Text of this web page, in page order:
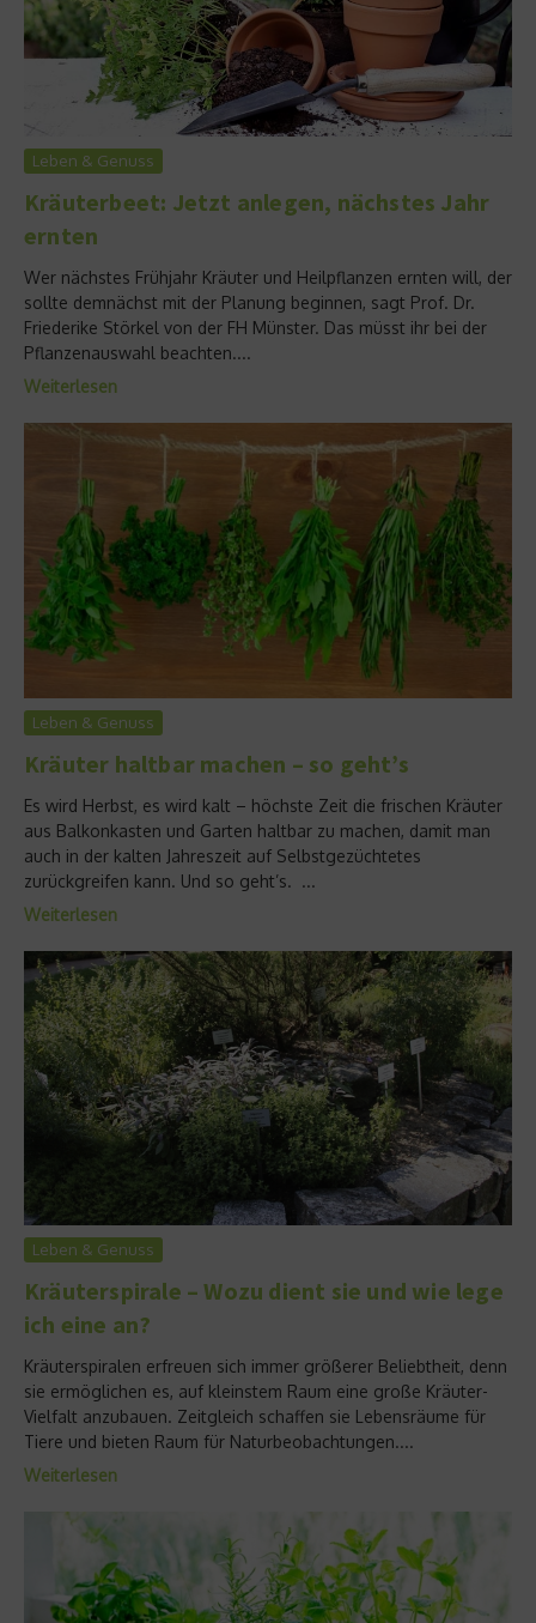
Leben & Genuss
Kräuterbeet: Jetzt anlegen, nächstes Jahr
ernten
Wer nächstes Frühjahr Kräuter und Heilpflanzen ernten will, der
sollte demnächst mit der Planung beginnen, sagt Prof. Dr.
Friederike Störkel von der FH Münster. Das müsst ihr bei der
Pflanzenauswahl beachten....
Weiterlesen
Leben & Genuss
Kräuter haltbar machen – so geht’s
Es wird Herbst, es wird kalt – höchste Zeit die frischen Kräuter
aus Balkonkasten und Garten haltbar zu machen, damit man
auch in der kalten Jahreszeit auf Selbstgezüchtetes
zurückgreifen kann. Und so geht’s. ...
Weiterlesen
Leben & Genuss
Kräuterspirale – Wozu dient sie und wie lege
ich eine an?
Kräuterspiralen erfreuen sich immer größerer Beliebtheit, denn
sie ermöglichen es, auf kleinstem Raum eine große Kräuter-
Vielfalt anzubauen. Zeitgleich schaffen sie Lebensräume für
Tiere und bieten Raum für Naturbeobachtungen....
Weiterlesen